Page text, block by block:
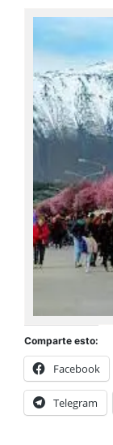
Comparte esto:
Facebook
Telegram